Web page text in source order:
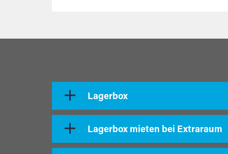
Lagerbox
Lagerbox mieten bei Extraraum